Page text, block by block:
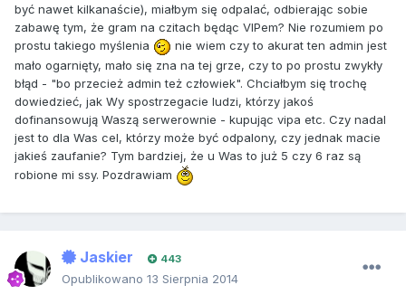
być nawet kilkanaście), miałbym się odpalać, odbierając sobie
zabawę tym, że gram na czitach będąc VIPem? Nie rozumiem po
prostu takiego myślenia
nie wiem czy to akurat ten admin jest
mało ogarnięty, mało się zna na tej grze, czy to po prostu zwykły
błąd - "bo przecież admin też człowiek". Chciałbym się trochę
dowiedzieć, jak Wy spostrzegacie ludzi, którzy jakoś
dofinansowują Waszą serwerownie - kupując vipa etc. Czy nadal
jest to dla Was cel, którzy może być odpalony, czy jednak macie
jakieś zaufanie? Tym bardziej, że u Was to już 5 czy 6 raz są
robione mi ssy. Pozdrawiam
Jaskier 443
Opublikowano 13 Sierpnia 2014